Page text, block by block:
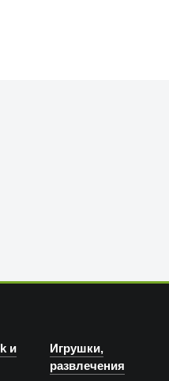
и
Игрушки,
развлечения